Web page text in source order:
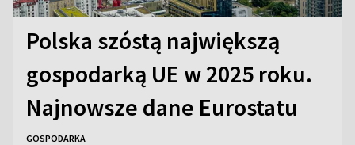
Polska szóstą największą
gospodarką UE w 2025 roku.
Najnowsze dane Eurostatu
GOSPODARKA